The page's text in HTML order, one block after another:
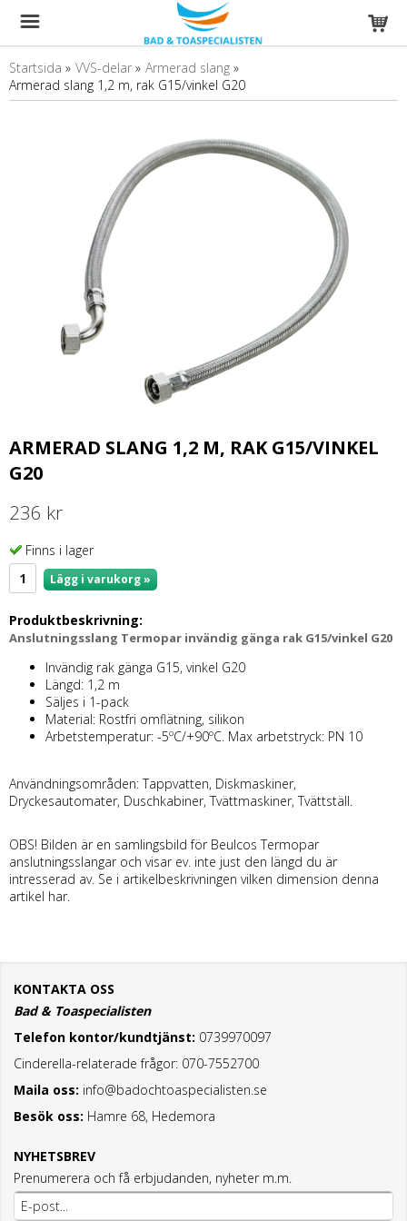
Startsida » VVS-delar » Armerad slang »
Armerad slang 1,2 m, rak G15/vinkel G20
ARMERAD SLANG 1,2 M, RAK G15/VINKEL
G20
236 kr
Finns i lager
Lägg i varukorg »
Produktbeskrivning:
Anslutningsslang Termopar invändig gänga rak G15/vinkel G20
Invändig rak gänga G15, vinkel G20
Längd: 1,2 m
Säljes i 1-pack
Material: Rostfri omflätning, silikon
Arbetstemperatur: -5ºC/+90ºC. Max arbetstryck: PN 10
Användningsområden: Tappvatten, Diskmaskiner,
Dryckesautomater, Duschkabiner, Tvättmaskiner, Tvättställ.
OBS! Bilden är en samlingsbild för Beulcos Termopar
anslutningsslangar och visar ev. inte just den längd du är
intresserad av. Se i artikelbeskrivningen vilken dimension denna
artikel har.
KONTAKTA OSS
Bad & Toaspecialisten
Telefon kontor/kundtjänst: 0739970097
Cinderella-relaterade frågor: 070-7552700
Maila oss: info@badochtoaspecialisten.se
Besök oss: Hamre 68, Hedemora
NYHETSBREV
Prenumerera och få erbjudanden, nyheter m.m.